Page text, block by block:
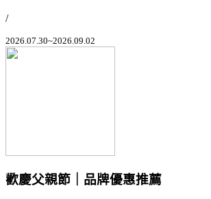
/
2026.07.30~2026.09.02
歡慶父親節｜品牌優惠推薦